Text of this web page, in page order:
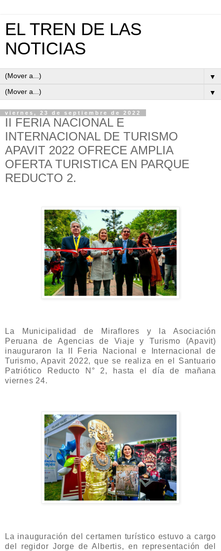
EL TREN DE LAS
NOTICIAS
▼
▼
viernes, 23 de septiembre de 2022
II FERIA NACIONAL E
INTERNACIONAL DE TURISMO
APAVIT 2022 OFRECE AMPLIA
OFERTA TURISTICA EN PARQUE
REDUCTO 2.
La Municipalidad de Miraflores y la Asociación
Peruana de Agencias de Viaje y Turismo (Apavit)
inauguraron la II Feria Nacional e Internacional de
Turismo, Apavit 2022, que se realiza en el Santuario
Patriótico Reducto N° 2, hasta el día de mañana
viernes 24.
La inauguración del certamen turístico estuvo a cargo
del regidor Jorge de Albertis, en representación del